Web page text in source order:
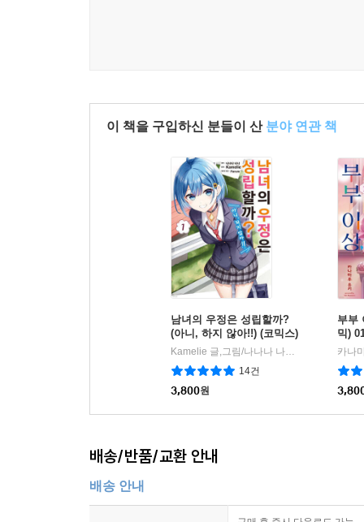
이 책을 구입하신 분들이 산 분야 연관 책
남녀의 우정은 성립할까?
(아니, 하지 않아!!) (코믹스)
01권
Kamelie 글,그림/나나나 나나 원저/이지우 역
14건
3,800원
부부
믹)
배송/반품/교환 안내
배송 안내